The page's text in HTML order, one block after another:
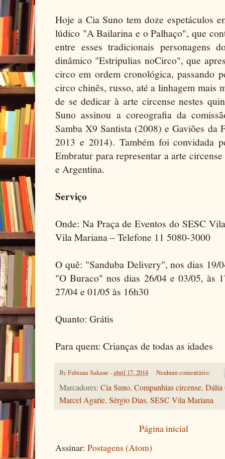
Hoje a Cia Suno tem doze espetáculos
lúdico "A Bailarina e o Palhaço", que
entre esses tradicionais personagens
dinâmico "Estripulias noCirco", que
circo em ordem cronológica, passando
circo chinês, russo, até a linhagem
de se dedicar à arte circense nestes
Suno assinou a coreografia da
Samba X9 Santista (2008) e Gaviões da
2013 e 2014). Também foi convidada
Embratur para representar a arte
e Argentina.
Serviço
Onde: Na Praça de Eventos do SESC
Vila Mariana – Telefone 11 5080-3000
O quê: "Sanduba Delivery", nos dias 19/
"O Buraco" nos dias 26/04 e 03/05, às
27/04 e 01/05 às 16h30
Quanto: Grátis
Para quem: Crianças de todas as idades
ByFabiana Sakaue -abril 17, 2014 Nenhum comentário:
Marcadores: Cia Suno, Companhias circense, Dália
Marcel Agarie, Sérgio Dias, SESC Vila Mariana
Página inicial
Assinar: Postagens (Atom)